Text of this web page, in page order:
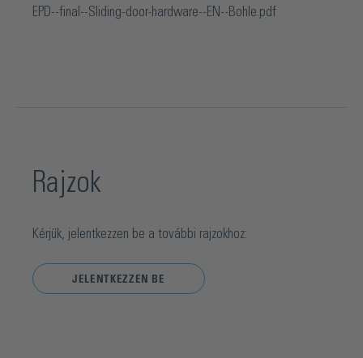
EPD--final--Sliding-door-hardware--EN--Bohle.pdf
Rajzok
Kérjük, jelentkezzen be a további rajzokhoz:
JELENTKEZZEN BE